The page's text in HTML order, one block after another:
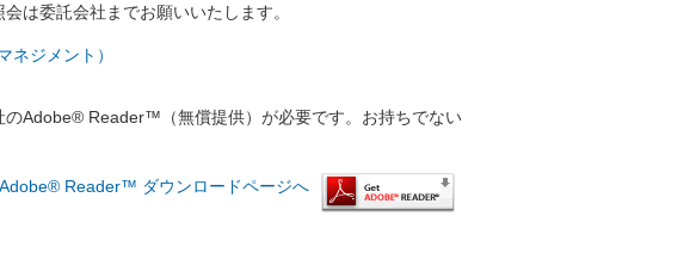
は委託会社までお願いいたします。
ジメント）
Adobe® Reader™（無償提供）が必要です。お持ちでない
Adobe® Reader™ ダウンロードページへ